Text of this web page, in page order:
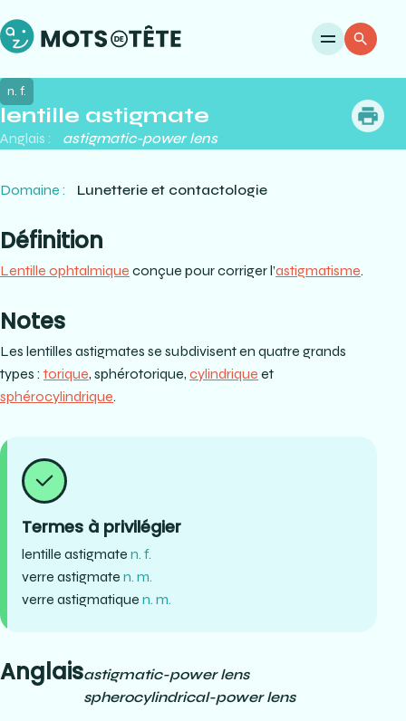
lentille astigmate
n. f.
Anglais : astigmatic-power lens
Domaine : Lunetterie et contactologie
Définition
Lentille ophtalmique conçue pour corriger l’astigmatisme.
Notes
Les lentilles astigmates se subdivisent en quatre grands
types : torique, sphérotorique, cylindrique et
sphérocylindrique.
Termes à privilégier
lentille astigmate n. f.
verre astigmate n. m.
verre astigmatique n. m.
Anglaisastigmatic-power lens
spherocylindrical-power lens